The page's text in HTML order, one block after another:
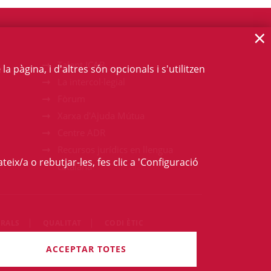
Talent ICAB
catalana
són reservats.
pàgina, i d'altres són opcionals i s'utilitzen
a o rebutjar-les, fes clic a 'Configuració
ACCEPTAR TOTES
×